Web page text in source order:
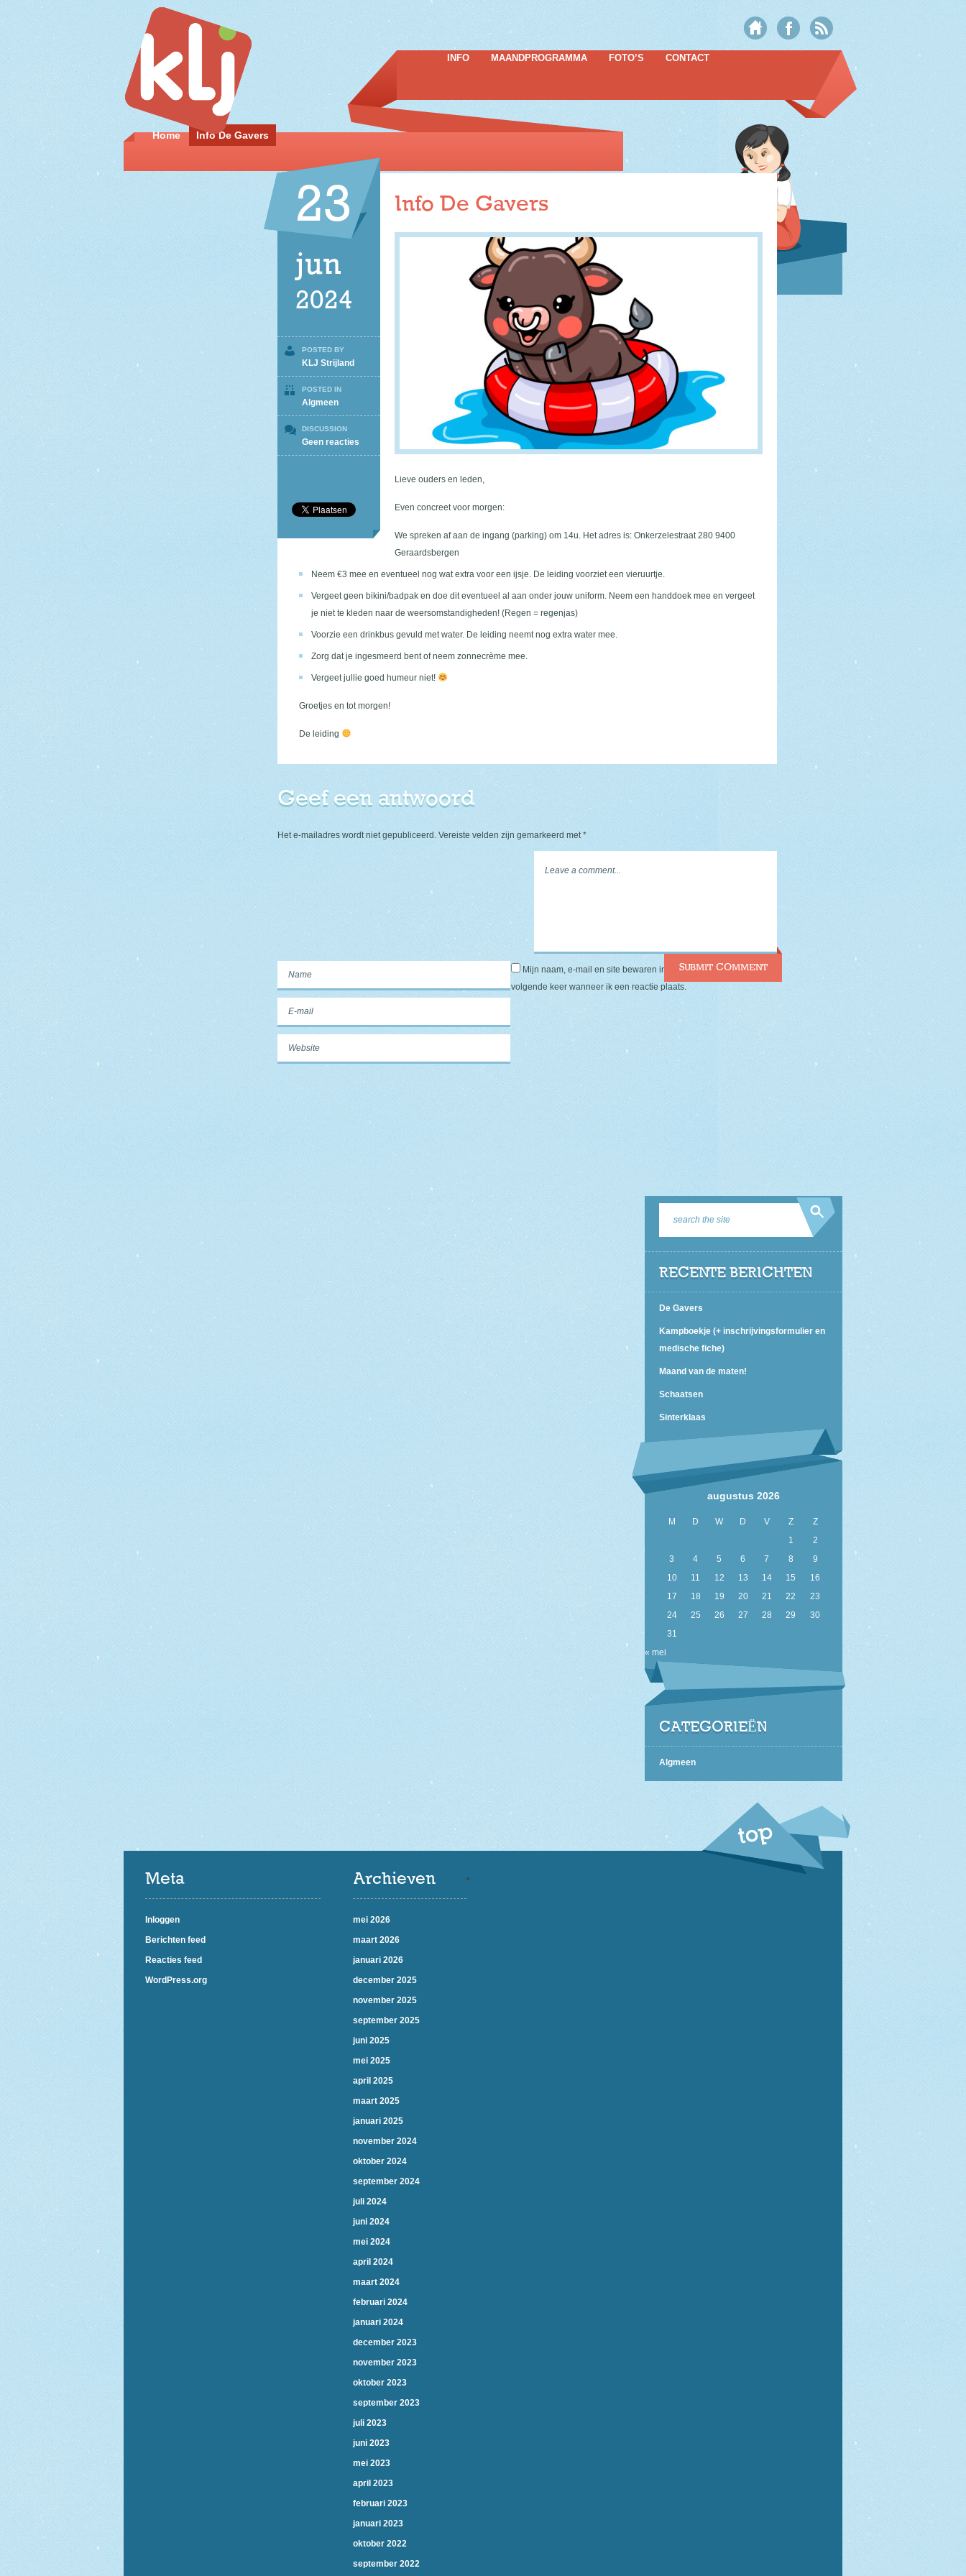
INFO MAANDPROGRAMMA FOTO’S CONTACT
Home Info De Gavers
23
jun
2024
POSTED BY
KLJ Strijland
POSTED IN
Algmeen
DISCUSSION
Geen reacties
Info
Info De Gavers
Lieve ouders en leden,
Even concreet voor morgen:
We spreken af aan de ingang (parking) om 14u. Het adres is: Onkerzelestraat 280 9400
Geraardsbergen
Neem €3 mee en eventueel nog wat extra voor een ijsje. De leiding voorziet een vieruurtje.
Vergeet geen bikini/badpak en doe dit eventueel al aan onder jouw uniform. Neem een handdoek mee en vergeet
je niet te kleden naar de weersomstandigheden! (Regen = regenjas)
Voorzie een drinkbus gevuld met water. De leiding neemt nog extra water mee.
Zorg dat je ingesmeerd bent of neem zonnecrème mee.
Vergeet jullie goed humeur niet!
Groetjes en tot morgen!
De leiding
Geef een antwoord
Het e-mailadres wordt niet gepubliceerd. Vereiste velden zijn gemarkeerd met*
Mijn naam, e-mail en site bewaren in deze browser voor de
volgende keer wanneer ik een reactie plaats.
RECENTE BERICHTEN
De Gavers
Kampboekje (+ inschrijvingsformulier en
medische fiche)
Maand van de maten!
Schaatsen
Sinterklaas
augustus 2026
M D W D V Z
Z
1
2
3
4 5 6 7 8
9
10
11 12 13 14 15
16
17
18 19 20 21 22
23
24
25 26 27 28 29
30
31
« mei
CATEGORIEËN
Algmeen
Meta
Inloggen
Berichten feed
Reacties feed
WordPress.org
Archieven
mei 2026
maart 2026
januari 2026
december 2025
november 2025
september 2025
juni 2025
mei 2025
april 2025
maart 2025
januari 2025
november 2024
oktober 2024
september 2024
juli 2024
juni 2024
mei 2024
april 2024
maart 2024
februari 2024
januari 2024
december 2023
november 2023
oktober 2023
september 2023
juli 2023
juni 2023
mei 2023
april 2023
februari 2023
januari 2023
oktober 2022
september 2022